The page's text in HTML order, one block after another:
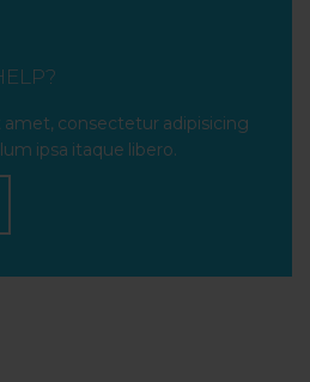
consectetur adipisicing
ipsa itaque libero.